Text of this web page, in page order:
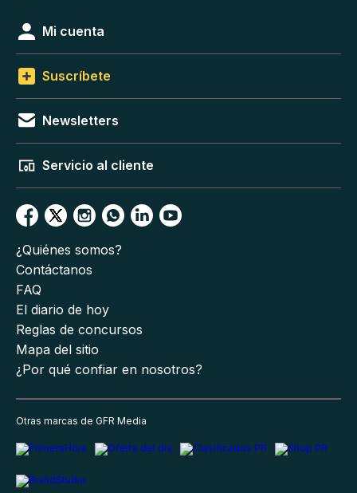
Mi cuenta
Suscríbete
Newsletters
Servicio al cliente
¿Quiénes somos?
Contáctanos
FAQ
El diario de hoy
Reglas de concursos
Mapa del sitio
¿Por qué confiar en nosotros?
Otras marcas de GFR Media